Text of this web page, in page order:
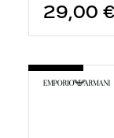
29,00 €